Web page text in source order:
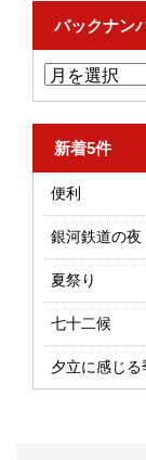
バックナン
新着5件
便利
銀河鉄道の夜
夏祭り
七十二候
夕立に感じ